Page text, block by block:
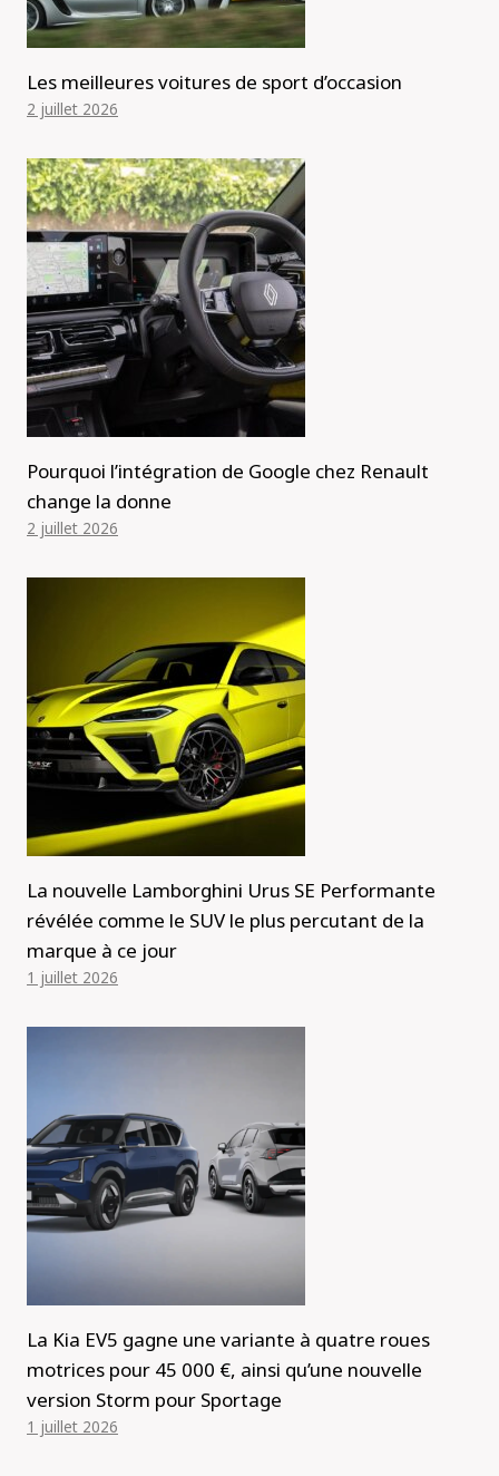
Les meilleures voitures de sport d’occasion
2 juillet 2026
Pourquoi l’intégration de Google chez Renault
change la donne
2 juillet 2026
La nouvelle Lamborghini Urus SE Performante
révélée comme le SUV le plus percutant de la
marque à ce jour
1 juillet 2026
La Kia EV5 gagne une variante à quatre roues
motrices pour 45 000 €, ainsi qu’une nouvelle
version Storm pour Sportage
1 juillet 2026